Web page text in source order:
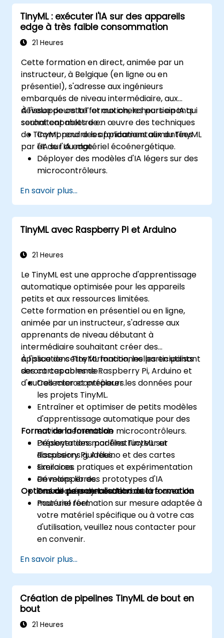
TinyML : exécuter l'IA sur des appareils
edge à très faible consommation
21 Heures
Cette formation en direct, animée par un
instructeur, à Belgique (en ligne ou en
présentiel), s'adresse aux ingénieurs
embarqués de niveau intermédiaire, aux
développeurs IoT et aux chercheurs en IA qui
souhaitent mettre en œuvre des techniques
de TinyML pour des applications alimentées
par l'IA sur du matériel écoénergétique.
À l'issue de cette formation, les participants
seront capables de :
Comprendre les fondamentaux du TinyML
et de l'IA edge.
Déployer des modèles d'IA légers sur des
microcontrôleurs.
consommation électrique réduite.
Intégrer le TinyML dans des applications
IoT réelles.
En savoir plus...
TinyML avec Raspberry Pi et Arduino
21 Heures
Le TinyML est une approche d'apprentissage
automatique optimisée pour les appareils
petits et aux ressources limitées.
Cette formation en présentiel ou en ligne,
animée par un instructeur, s'adresse aux
apprenants de niveau débutant à
intermédiaire souhaitant créer des
applications TinyML fonctionnelles en utilisant
des cartes comme Raspberry Pi, Arduino et
d'autres microcontrôleurs.
À l'issue de cette formation, les participants
seront capables de :
Collecter et préparer les données pour
les projets TinyML.
Entraîner et optimiser de petits modèles
d'apprentissage automatique pour des
environnements de microcontrôleurs.
Déployer des modèles TinyML sur
Raspberry Pi, Arduino et des cartes
similaires.
Développer des prototypes d'IA
embarquée de bout en bout.
Format de la formation
Présentations par l'instructeur et
discussions guidées.
Exercices pratiques et expérimentation
en mains libres.
Travail de projet en laboratoire avec du
matériel réel.
Options de personnalisation de la formation
Pour une formation sur mesure adaptée à
votre matériel spécifique ou à votre cas
d'utilisation, veuillez nous contacter pour
en convenir.
En savoir plus...
Création de pipelines TinyML de bout en
bout
21 Heures